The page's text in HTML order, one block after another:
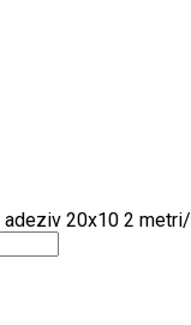
adeziv 20x10 2